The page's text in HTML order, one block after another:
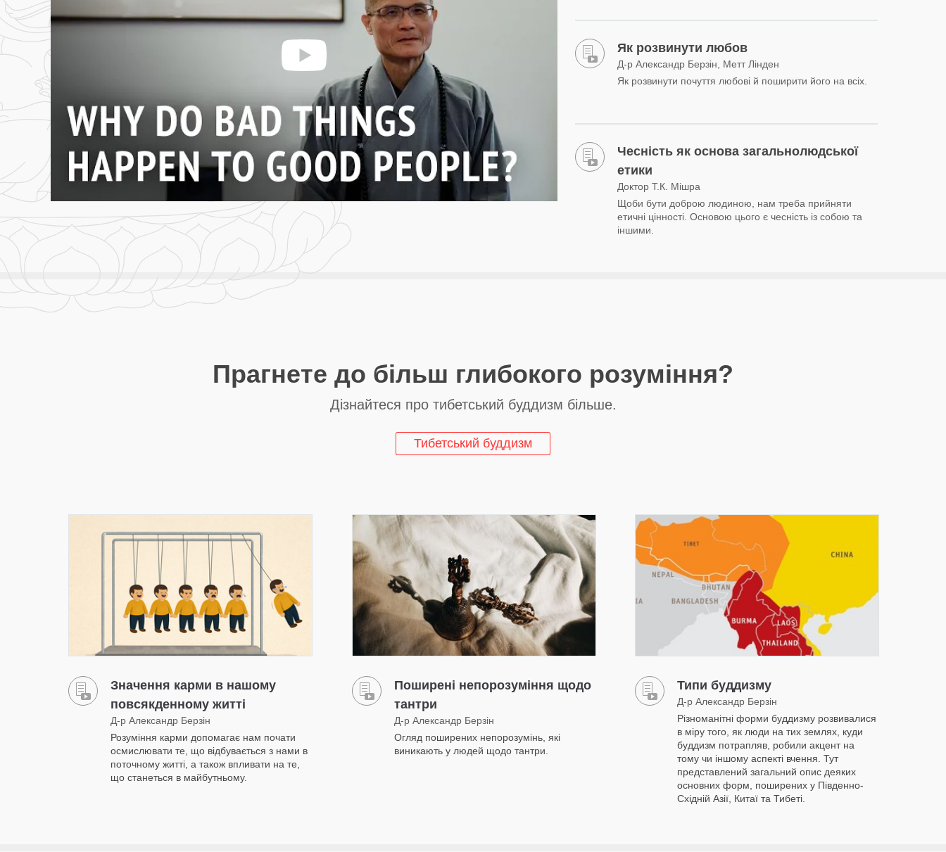
Як розвинути любов
Д-р Александр Берзін, Метт Лінден
Як розвинути почуття любові й поширити його на всіх.
Чесність як основа загальнолюдської
етики
Доктор Т.К. Мішра
Щоби бути доброю людиною, нам треба прийняти
етичні цінності. Основою цього є чесність із собою та
іншими.
Прагнете до більш глибокого розуміння?
Дізнайтеся про тибетський буддизм більше.
Тибетський буддизм
Значення карми в нашому
повсякденному житті
Д-р Александр Берзін
Розуміння карми допомагає нам почати
осмислювати те, що відбувається з нами в
поточному житті, а також впливати на те,
що станеться в майбутньому.
Поширені непорозуміння щодо
тантри
Д-р Александр Берзін
Огляд поширених непорозумінь, які
виникають у людей щодо тантри.
Типи буддизму
Д-р Александр Берзін
Різноманітні форми буддизму розвивалися
в міру того, як люди на тих землях, куди
буддизм потрапляв, робили акцент на
тому чи іншому аспекті вчення. Тут
представлений загальний опис деяких
основних форм, поширених у Південно-
Східній Азії, Китаї та Тибеті.